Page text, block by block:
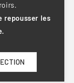
repousser les